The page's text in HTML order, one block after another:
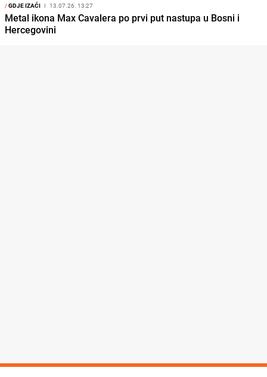
/GDJE IZAĆI I 13.07.26. 13:27
Metal ikona Max Cavalera po prvi put nastupa u Bosni i
Hercegovini